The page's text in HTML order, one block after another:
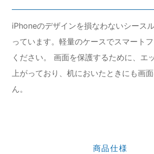
iPhoneのデザインを損なわないシース
っています。軽量のケースでスマート
ください。 画面を保護するために、エ
上がっており、机においたときにも画
ん。
商品仕様